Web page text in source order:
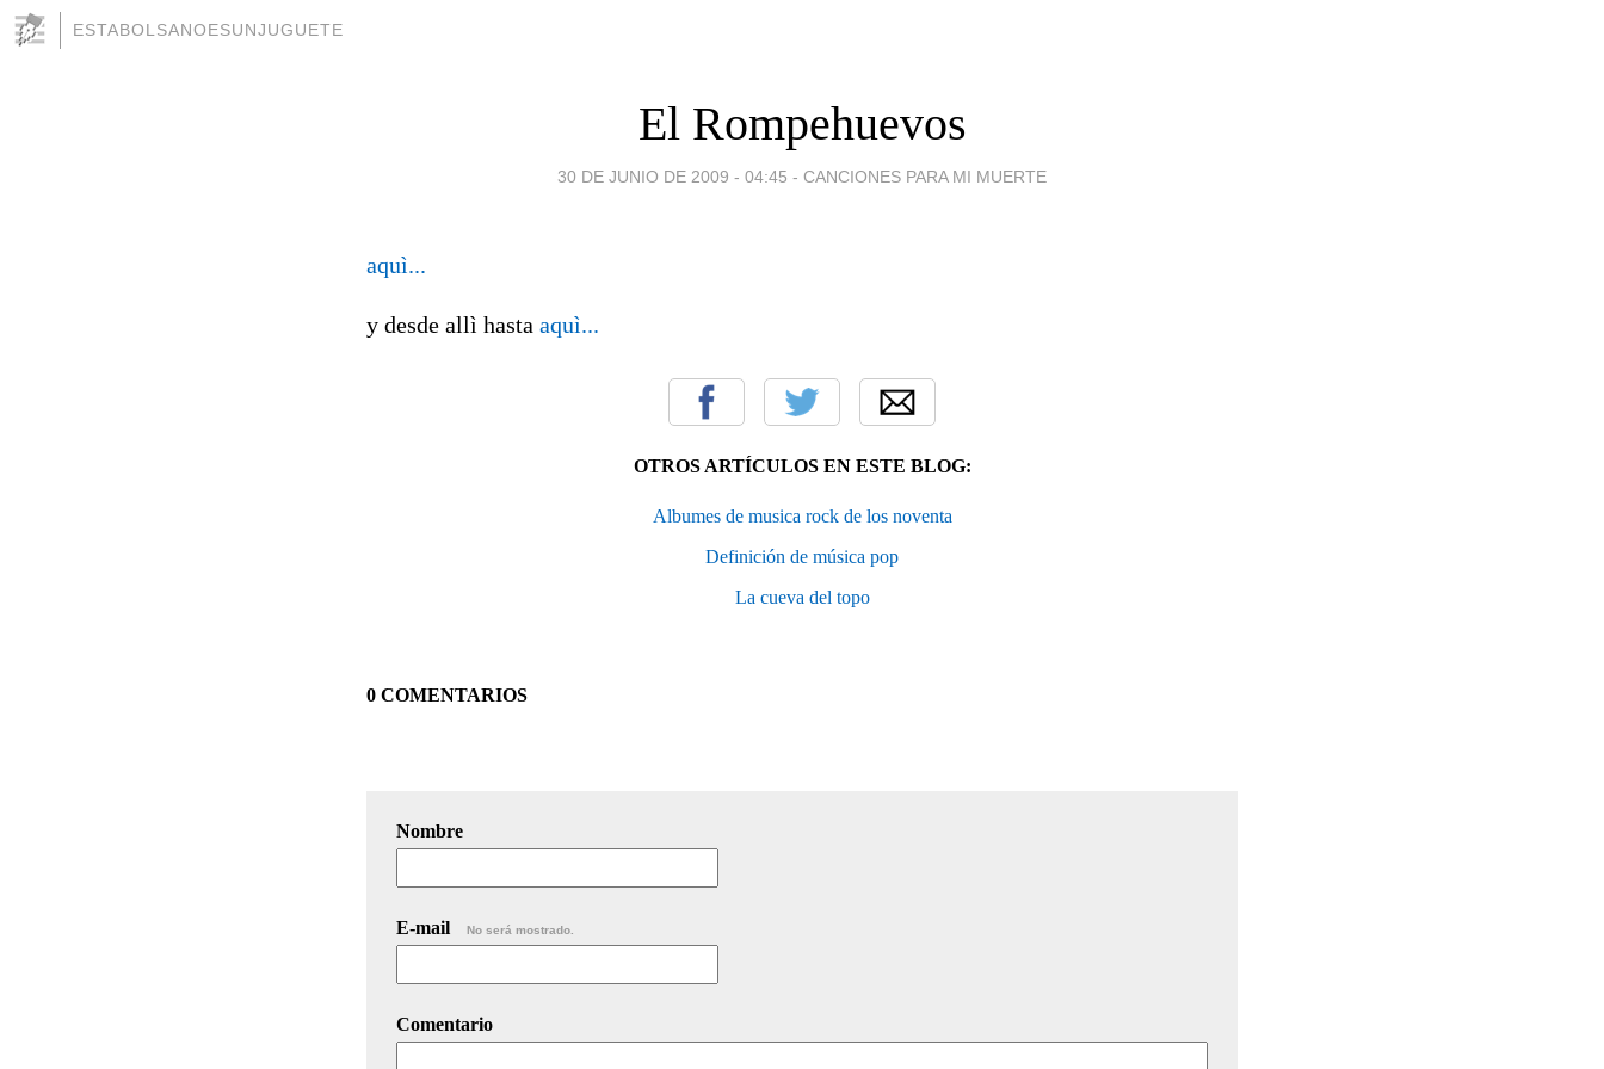
ESTABOLSANOESUNJUGUETE
El Rompehuevos
30 DE JUNIO DE 2009 - 04:45 - CANCIONES PARA MI MUERTE
aquì...
y desde allì hasta aquì...
OTROS ARTÍCULOS EN ESTE BLOG:
Albumes de musica rock de los noventa
Definición de música pop
La cueva del topo
0 COMENTARIOS
Nombre
E-mail No será mostrado.
Comentario